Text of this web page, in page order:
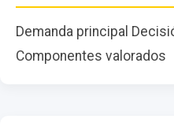
Demanda principal
Componentes valorados